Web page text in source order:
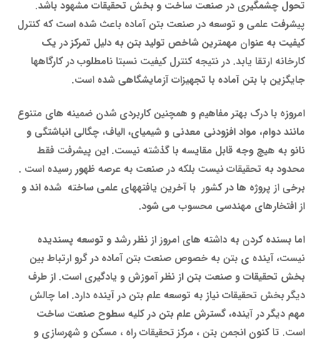
تحول چشمگیری در صنعت ساخت و بخش تحقیقات مشهود باشد.
پیشرفت علمی و توسعه در صنعت بتن آماده باعث شده است که کنترل
کیفیت به عنوان مهمترین شاخص تولید بتن به دلیل تمرکز در یک
کارخانه ارتقا یابد. در نتیجه کنترل کیفیت نسبتا نامطلوب در کارگاه­ها
جایگزین با بتن آماده با تجهیزات آزمایشگاهی شده است.
امروزه با درک بهتر مفاهیم و همچنین کاربردی شدن ضمینه های متنوع
مانند دوام، مواد افزودنی معدنی و شیمیای، الیاف، چگالی انباشتگی و
نانو به هیچ وجه قابل مقایسه با گذشته نیست. این پیشرفت فقط
محدود به تحقیقات نیست بلکه در صنعت به عرصه ظهور رسیده است .
برخی از پروژه ها در کشور با آخرین یافته­های علمی ساخته شده اند و
از افتخارهای مهندسی محسوب می شود.
اما بسنده کردن به داشته های امروز از نظر رشد و توسعه پسندیده
نیست، آینده ی بتن به خصوص صنعت بتن آماده در گرو ارتباط بین
بخش تحقیقات و صنعت بتن از نظر آموزش و یادگیری است. از طرف
دیگر بخش تحقیقات نیاز به توسعه علم بتن در آینده دارد. اما چالش
مهم دیگر در آینده، گسترش علم بتن در کلیه سطوح صنعت ساخت
است. تا کنون انجمن بتن ، مرکز تحقیقات راه ، مسکن و شهرسازی و